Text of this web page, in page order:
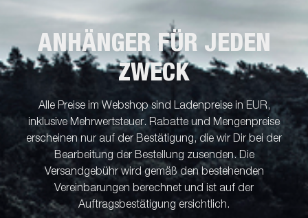
ANHÄNGER FÜR JEDEN
ZWECK
Alle Preise im Webshop sind Ladenpreise in EUR,
inklusive Mehrwertsteuer. Rabatte und Mengenpreise
erscheinen nur auf der Bestätigung, die wir Dir bei der
Bearbeitung der Bestellung zusenden. Die
Versandgebühr wird gemäß den bestehenden
Vereinbarungen berechnet und ist auf der
Auftragsbestätigung ersichtlich.